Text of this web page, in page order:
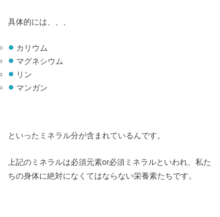
具体的には、、、
カリウム
マグネシウム
リン
マンガン
といったミネラル分が含まれているんです。
上記のミネラルは必須元素or必須ミネラルといわれ、私た
ちの身体に絶対になくてはならない栄養素たちです。